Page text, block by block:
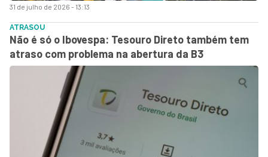
31 de julho de 2026 - 13:13
ATRASOU
Não é só o Ibovespa: Tesouro Direto também tem
atraso com problema na abertura da B3